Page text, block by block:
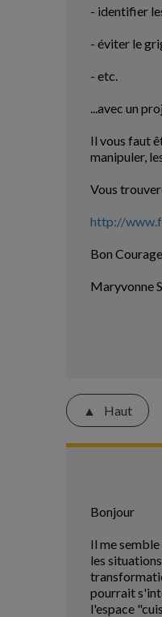
- identifier
- éviter le
- etc.
...avec un
Il vous faut
manipuler,
Vous
http://
Bon Courage
Maryvonne
Haut
Bonjour
Il me
les
pourrait
l'espace